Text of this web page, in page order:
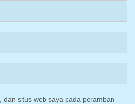
dan situs web saya pada peramban